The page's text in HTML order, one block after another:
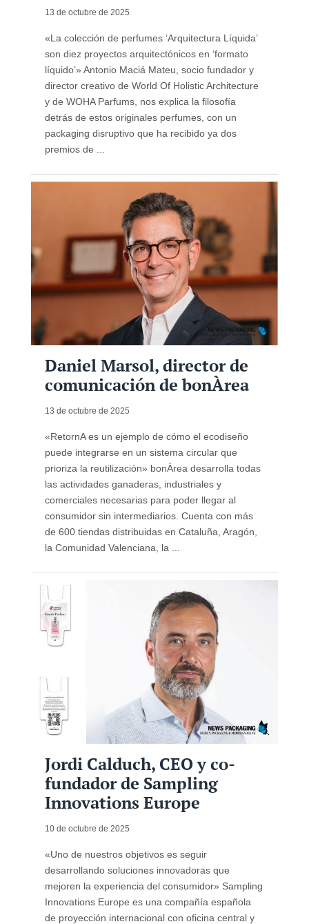
13 de octubre de 2025
«La colección de perfumes ‘Arquitectura Líquida’
son diez proyectos arquitectónicos en ‘formato
líquido’» Antonio Maciá Mateu, socio fundador y
director creativo de World Of Holistic Architecture
y de WOHA Parfums, nos explica la filosofía
detrás de estos originales perfumes, con un
packaging disruptivo que ha recibido ya dos
premios de ...
Daniel Marsol, director de
comunicación de bonÀrea
13 de octubre de 2025
«RetornA es un ejemplo de cómo el ecodiseño
puede integrarse en un sistema circular que
prioriza la reutilización» bonÀrea desarrolla todas
las actividades ganaderas, industriales y
comerciales necesarias para poder llegar al
consumidor sin intermediarios. Cuenta con más
de 600 tiendas distribuidas en Cataluña, Aragón,
la Comunidad Valenciana, la ...
Jordi Calduch, CEO y co-
fundador de Sampling
Innovations Europe
10 de octubre de 2025
«Uno de nuestros objetivos es seguir
desarrollando soluciones innovadoras que
mejoren la experiencia del consumidor» Sampling
Innovations Europe es una compañía española
de proyección internacional con oficina central y